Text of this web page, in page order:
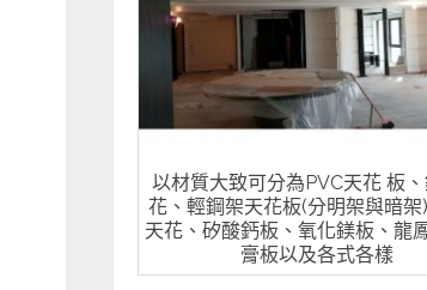
以材質大致可分為PVC天花 板
花、輕鋼架天花板(分明架與暗架
天花、矽酸鈣板、氧化鎂板、龍
膏板以及各式各樣